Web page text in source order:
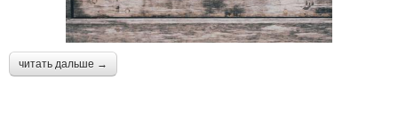
читать дальше →